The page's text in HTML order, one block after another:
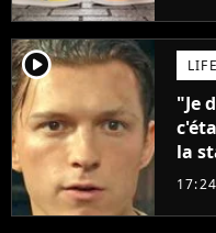
player2
"Je
la
pas
17:24